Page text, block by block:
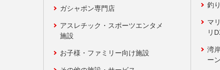
ガシャポン専門店
アスレチック・スポーツエンタメ
施設
お子様・ファミリー向け施設
釣
マ
リ
湾
ー